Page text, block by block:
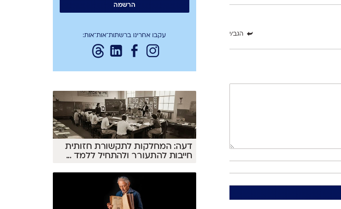
הגב/י עקבו אחרינו ברשתות־אות־אות:
דעה: המחלקות לתקשורת חזותית
חייבות להתעורר ולהתחיל ללמד...